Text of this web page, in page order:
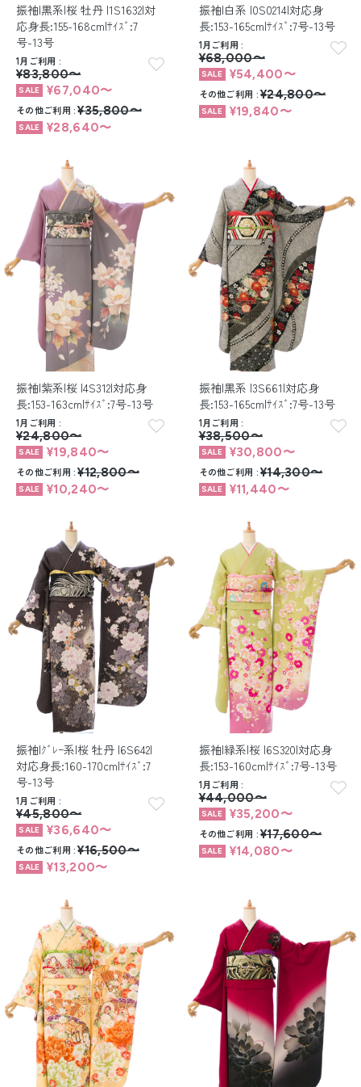
振袖|黒系|桜 牡丹 |1S1632|対
応身長:155-168cm|ｻｲｽﾞ:7
号-13号
1月ご利用
¥83,800〜
¥67,040〜
その他ご利用 ¥35,800〜
¥28,640〜
振袖|白系 |0S0214|対応身
長:153-165cm|ｻｲｽﾞ:7号-13号
1月ご利用
¥68,000〜
¥54,400〜
その他ご利用
¥24,800〜
¥19,840〜
振袖|紫系|桜 |4S312|対応身
長:153-163cm|ｻｲｽﾞ:7号-13号
1月ご利用
¥24,800〜
¥19,840〜
その他ご利用 ¥12,800〜
¥10,240〜
振袖|黒系 |3S661|対応身
長:153-165cm|ｻｲｽﾞ:7号-13号
1月ご利用
¥38,500〜
¥30,800〜
その他ご利用
¥14,300〜
¥11,440〜
振袖|ｸﾞﾚｰ系|桜 牡丹 |6S642|
対応身長:160-170cm|ｻｲｽﾞ:7
号-13号
1月ご利用
¥45,800〜
¥36,640〜
その他ご利用 ¥16,500〜
¥13,200〜
振袖|緑系|桜 |6S320|対応身
長:153-160cm|ｻｲｽﾞ:7号-13号
1月ご利用
¥44,000〜
¥35,200〜
その他ご利用
¥17,600〜
¥14,080〜